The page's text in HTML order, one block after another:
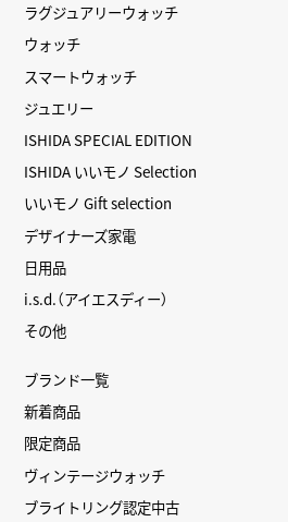
ラグジュアリーウォッチ
ウォッチ
スマートウォッチ
ジュエリー
ISHIDA SPECIAL EDITION
ISHIDA いいモノ Selection
いいモノ Gift selection
デザイナーズ家電
日用品
i.s.d.（アイエスディー）
その他
ブランド一覧
新着商品
限定商品
ヴィンテージウォッチ
ブライトリング認定中古